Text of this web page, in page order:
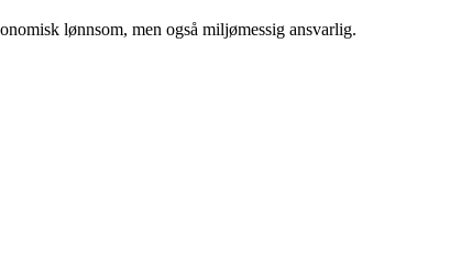
lønnsom, men også miljømessig ansvarlig.